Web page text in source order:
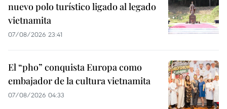
nuevo polo turístico ligado al legado
vietnamita
07/08/2026 23:41
El “pho” conquista Europa como
embajador de la cultura vietnamita
07/08/2026 04:33